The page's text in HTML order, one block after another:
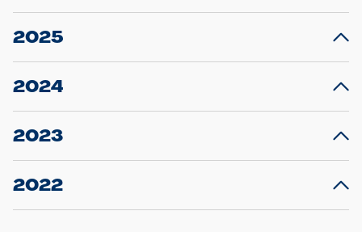
2025
23.12.2025
Projekt S5: Start der Bauarbeiten am
2024
10.12.2024
Großprojekt S5: Sperrung der Bahnstraße in
2023
20.12.2023
Schleswig-Holstein verlängert den
2022
22.12.2022